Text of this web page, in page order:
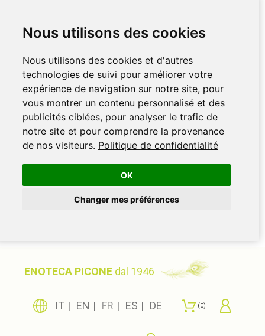
Nous utilisons des cookies
Nous utilisons des cookies et d'autres
technologies de suivi pour améliorer votre
expérience de navigation sur notre site, pour
vous montrer un contenu personnalisé et des
publicités ciblées, pour analyser le trafic de
notre site et pour comprendre la provenance
de nos visiteurs. Politique de confidentialité
OK
Changer mes préférences
ENOTECA PICONE dal 1946
IT EN FR ES DE 0